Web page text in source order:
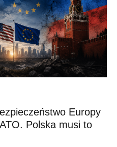
Europy
Polska musi to